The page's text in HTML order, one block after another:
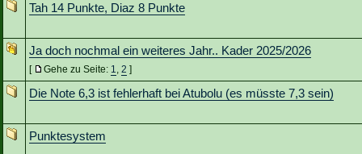
Tah 14 Punkte, Diaz 8 Punkte
Ja doch nochmal ein weiteres Jahr.. Kader 2025/2026
[ Gehe zu Seite: 1, 2 ]
Die Note 6,3 ist fehlerhaft bei Atubolu (es müsste 7,3 sein)
Punktesystem